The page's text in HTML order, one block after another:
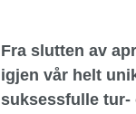
Fra slutten av
igjen vår helt
suksessfulle tur-